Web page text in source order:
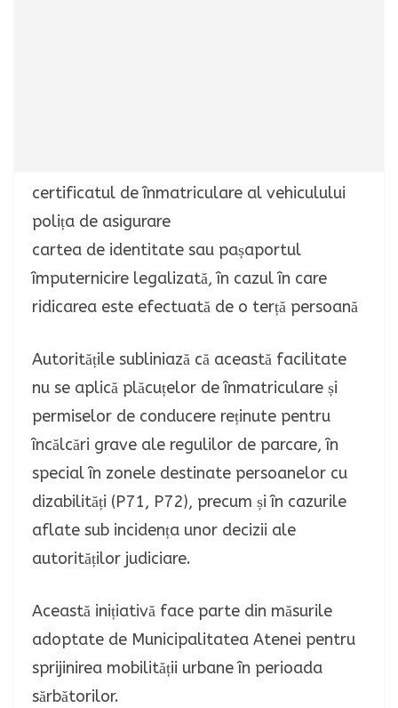
certificatul de înmatriculare al vehiculului
polița de asigurare
cartea de identitate sau pașaportul
împuternicire legalizată, în cazul în care
ridicarea este efectuată de o terță persoană
Autoritățile subliniază că această facilitate
nu se aplică plăcuțelor de înmatriculare și
permiselor de conducere reținute pentru
încălcări grave ale regulilor de parcare, în
special în zonele destinate persoanelor cu
dizabilități (P71, P72), precum și în cazurile
aflate sub incidența unor decizii ale
autorităților judiciare.
Această inițiativă face parte din măsurile
adoptate de Municipalitatea Atenei pentru
sprijinirea mobilității urbane în perioada
sărbătorilor.